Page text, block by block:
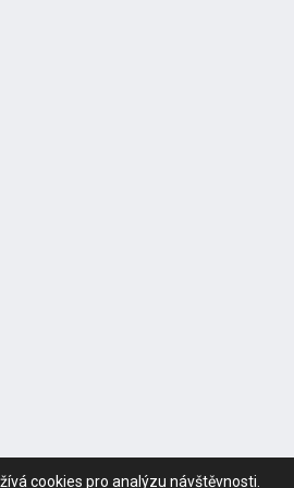
cookies pro analýzu návštěvnosti.